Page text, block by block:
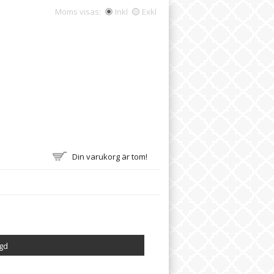
Moms visas: Inkl Exkl
Din varukorg är tom!